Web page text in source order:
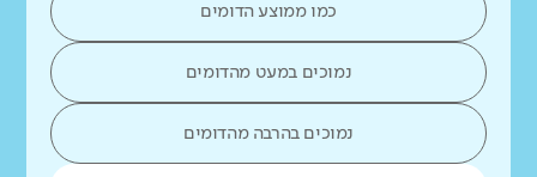
כמו ממוצע הדומים
נמוכים במעט מהדומים
נמוכים בהרבה מהדומים